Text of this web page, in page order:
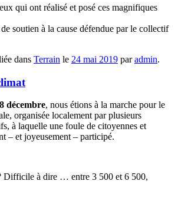
qui ont réalisé et posé ces magnifiques
soutien à la cause défendue par le collectif
dans Terrain le 24 mai 2019 paradmin.
décembre, nous étions à la marche pour le
organisée localement par plusieurs
à laquelle une foule de citoyennes et
– et joyeusement – participé.
Difficile à dire … entre 3 500 et 6 500,